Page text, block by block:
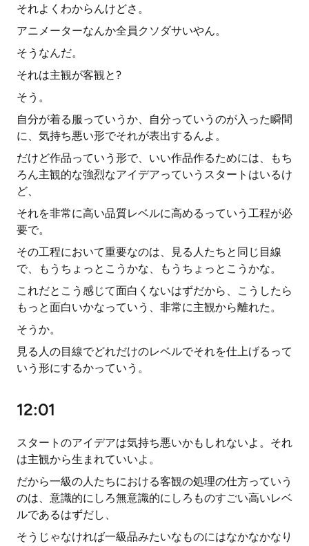
それよくわからんけどさ。
アニメーターなんか全員クソダサいやん。
そうなんだ。
それは主観が客観と?
そう。
自分が着る服っていうか、自分っていうのが入った瞬間
に、気持ち悪い形でそれが表出するんよ。
だけど作品っていう形で、いい作品作るためには、もち
ろん主観的な強烈なアイデアっていうスタートはいるけ
ど、
それを非常に高い品質レベルに高めるっていう工程が必
要で。
その工程において重要なのは、見る人たちと同じ目線
で、もうちょっとこうかな、もうちょっとこうかな。
これだとこう感じて面白くないはずだから、こうしたら
もっと面白いかなっていう、非常に主観から離れた。
そうか。
見る人の目線でどれだけのレベルでそれを仕上げるって
いう形にするかっていう。
12:01
スタートのアイデアは気持ち悪いかもしれないよ。それ
は主観から生まれていいよ。
だから一級の人たちにおける客観の処理の仕方っていう
のは、意識的にしろ無意識的にしろものすごい高いレベ
ルであるはずだし、
そうじゃなければ一級品みたいなものにはなかなかなり